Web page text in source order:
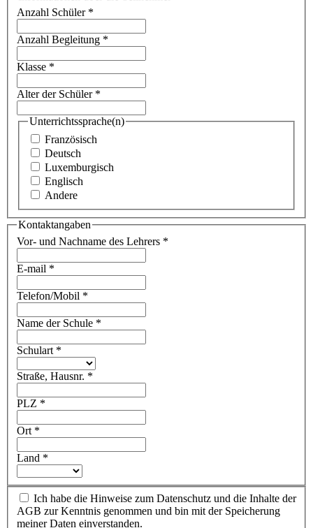
Anzahl Schüler *
Anzahl Begleitung *
Klasse *
Alter der Schüler *
Unterrichtssprache(n)
Französisch
Deutsch
Luxemburgisch
Englisch
Andere
Kontaktangaben
Vor- und Nachname des Lehrers *
E-mail *
Telefon/Mobil *
Name der Schule *
Schulart *
Straße, Hausnr. *
PLZ *
Ort *
Land *
Ich habe die Hinweise zum Datenschutz und die Inhalte der
AGB zur Kenntnis genommen und bin mit der Speicherung
meiner Daten einverstanden.